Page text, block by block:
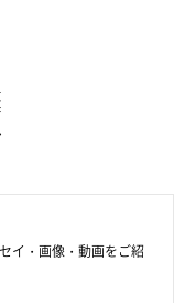
イ・画像・動画をご紹